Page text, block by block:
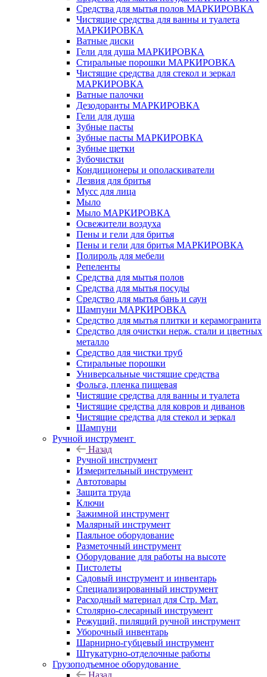
Средства для мытья полов МАРКИРОВКА
Чистящие средства для ванны и туалета
МАРКИРОВКА
Ватные диски
Гели для душа МАРКИРОВКА
Стиральные порошки МАРКИРОВКА
Чистящие средства для стекол и зеркал
МАРКИРОВКА
Ватные палочки
Дезодоранты МАРКИРОВКА
Гели для душа
Зубные пасты
Зубные пасты МАРКИРОВКА
Зубные щетки
Зубочистки
Кондиционеры и ополаскиватели
Лезвия для бритья
Мусс для лица
Мыло
Мыло МАРКИРОВКА
Освежители воздуха
Пены и гели для бритья
Пены и гели для бритья МАРКИРОВКА
Полироль для мебели
Репеленты
Средства для мытья полов
Средства для мытья посуды
Средство для мытья бань и саун
Шампуни МАРКИРОВКА
Средство для мытья плитки и керамогранита
Средство для очистки нерж. стали и цветных
металло
Средство для чистки труб
Стиральные порошки
Универсальные чистящие средства
Фольга, пленка пищевая
Чистящие средства для ванны и туалета
Чистящие средства для ковров и диванов
Чистящие средства для стекол и зеркал
Шампуни
Ручной инструмент
Назад
Ручной инструмент
Измерительный инструмент
Автотовары
Защита труда
Ключи
Зажимной инструмент
Малярный инструмент
Паяльное оборудование
Разметочный инструмент
Оборудование для работы на высоте
Пистолеты
Садовый инструмент и инвентарь
Специализированный инструмент
Расходный материал для Стр. Мат.
Столярно-слесарный инструмент
Режущий, пилящий ручной инструмент
Уборочный инвентарь
Шарнирно-губцевый инструмент
Штукатурно-отделочные работы
Грузоподъемное оборудование
Назад